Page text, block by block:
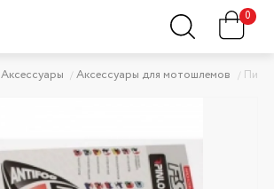
0
Аксессуары Аксессуары для мотошлемов